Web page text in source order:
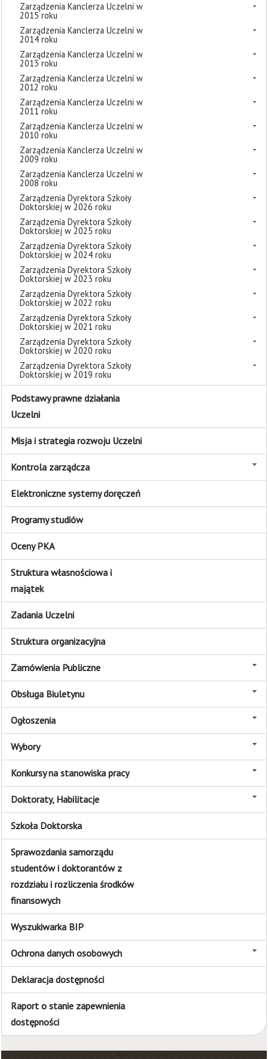
Zarządzenia Kanclerza Uczelni w
2015 roku
Zarządzenia Kanclerza Uczelni w
2014 roku
Zarządzenia Kanclerza Uczelni w
2013 roku
Zarządzenia Kanclerza Uczelni w
2012 roku
Zarządzenia Kanclerza Uczelni w
2011 roku
Zarządzenia Kanclerza Uczelni w
2010 roku
Zarządzenia Kanclerza Uczelni w
2009 roku
Zarządzenia Kanclerza Uczelni w
2008 roku
Zarządzenia Dyrektora Szkoły
Doktorskiej w 2026 roku
Zarządzenia Dyrektora Szkoły
Doktorskiej w 2025 roku
Zarządzenia Dyrektora Szkoły
Doktorskiej w 2024 roku
Zarządzenia Dyrektora Szkoły
Doktorskiej w 2023 roku
Zarządzenia Dyrektora Szkoły
Doktorskiej w 2022 roku
Zarządzenia Dyrektora Szkoły
Doktorskiej w 2021 roku
Zarządzenia Dyrektora Szkoły
Doktorskiej w 2020 roku
Zarządzenia Dyrektora Szkoły
Doktorskiej w 2019 roku
Podstawy prawne działania
Uczelni
Misja i strategia rozwoju Uczelni
Kontrola zarządcza
Elektroniczne systemy doręczeń
Programy studiów
Oceny PKA
Struktura własnościowa i
majątek
Zadania Uczelni
Struktura organizacyjna
Zamówienia Publiczne
Obsługa Biuletynu
Ogłoszenia
Wybory
Konkursy na stanowiska pracy
Doktoraty, Habilitacje
Szkoła Doktorska
Sprawozdania samorządu
studentów i doktorantów z
rozdziału i rozliczenia środków
finansowych
Wyszukiwarka BIP
Ochrona danych osobowych
Deklaracja dostępności
Raport o stanie zapewnienia
dostępności